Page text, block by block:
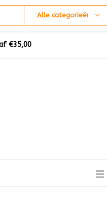
Alle categorieën
€35,00